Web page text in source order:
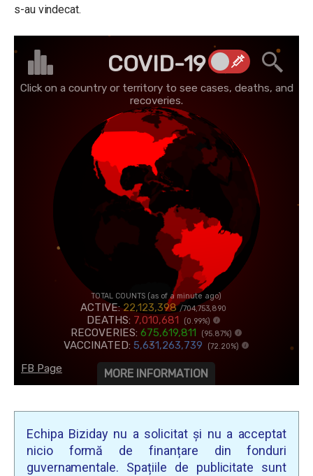
s-au vindecat.
Echipa Biziday nu a solicitat și nu a acceptat
nicio formă de finanțare din fonduri
guvernamentale. Spațiile de publicitate sunt